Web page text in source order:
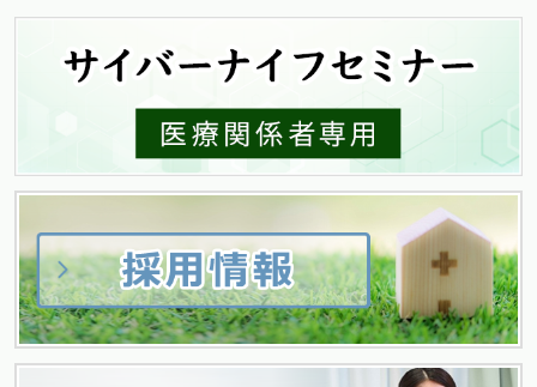
ナ
ゲ
ー
シ